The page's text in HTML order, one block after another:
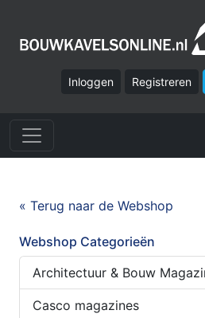
Inloggen Registreren
« Terug naar de Webshop
Webshop Categorieën
Architectuur & Bouw
Casco magazines